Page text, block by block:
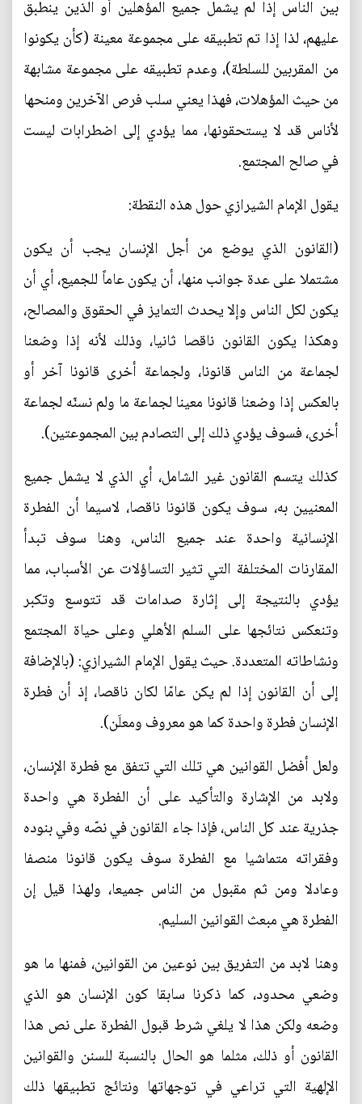
بين الناس إذا لم يشمل جميع المؤهلين أو الذين ينطبق
عليهم، لذا إذا تم تطبيقه على مجموعة معينة (كأن يكونوا
من المقربين للسلطة)، وعدم تطبيقه على مجموعة مشابهة
من حيث المؤهلات، فهذا يعني سلب فرص الآخرين ومنحها
لأناس قد لا يستحقونها، مما يؤدي إلى اضطرابات ليست
في صالح المجتمع.
يقول الإمام الشيرازي حول هذه النقطة:
(القانون الذي يوضع من أجل الإنسان يجب أن يكون
مشتملا على عدة جوانب منها، أن يكون عاماً للجميع، أي أن
يكون لكل الناس وإلا يحدث التمايز في الحقوق والمصالح،
وهكذا يكون القانون ناقصا ثانيا، وذلك لأنه إذا وضعنا
لجماعة من الناس قانونا، ولجماعة أخرى قانونا آخر أو
بالعكس إذا وضعنا قانونا معينا لجماعة ما ولم نسنّه لجماعة
أخرى، فسوف يؤدي ذلك إلى التصادم بين المجموعتين).
كذلك يتسم القانون غير الشامل، أي الذي لا يشمل جميع
المعنيين به، سوف يكون قانونا ناقصا، لاسيما أن الفطرة
الإنسانية واحدة عند جميع الناس، وهنا سوف تبدأ
المقارنات المختلفة التي تثير التساؤلات عن الأسباب، مما
يؤدي بالنتيجة إلى إثارة صدامات قد تتوسع وتكبر
وتنعكس نتائجها على السلم الأهلي وعلى حياة المجتمع
ونشاطاته المتعددة. حيث يقول الإمام الشيرازي: (بالإضافة
إلى أن القانون إذا لم يكن عامّا لكان ناقصا، إذ أن فطرة
الإنسان فطرة واحدة كما هو معروف ومعلَن).
ولعل أفضل القوانين هي تلك التي تتفق مع فطرة الإنسان،
ولابد من الإشارة والتأكيد على أن الفطرة هي واحدة
جذرية عند كل الناس، فإذا جاء القانون في نصّه وفي بنوده
وفقراته متماشيا مع الفطرة سوف يكون قانونا منصفا
وعادلا ومن ثم مقبول من الناس جميعا، ولهذا قيل إن
الفطرة هي مبعث القوانين السليم.
وهنا لابد من التفريق بين نوعين من القوانين، فمنها ما هو
وضعي محدود، كما ذكرنا سابقا كون الإنسان هو الذي
وضعه ولكن هذا لا يلغي شرط قبول الفطرة على نص هذا
القانون أو ذلك، مثلما هو الحال بالنسبة للسنن والقوانين
الإلهية التي تراعي في توجهاتها ونتائج تطبيقها ذلك